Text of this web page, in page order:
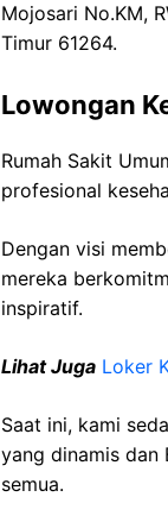
Mojosari No.KM,
Timur 61264.
Lowongan
Rumah Sakit
profesional
Dengan visi
mereka
inspiratif.
Lihat Juga Loker
Saat ini, kami
yang dinamis dan
semua.